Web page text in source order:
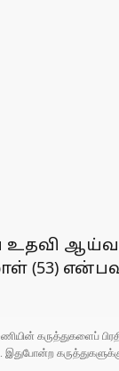
உதவி
(53)
கருத்துகளைப்
கருத்துகளுக்கு